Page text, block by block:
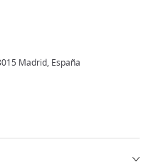
Madrid, España